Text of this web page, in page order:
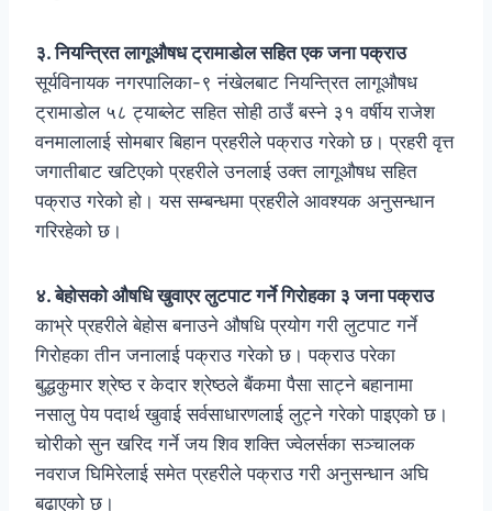
३. नियन्त्रित लागूऔषध ट्रामाडोल सहित एक जना पक्राउ
सूर्यविनायक नगरपालिका-९ नंखेलबाट नियन्त्रित लागूऔषध
ट्रामाडोल ५८ ट्याब्लेट सहित सोही ठाउँ बस्ने ३१ वर्षीय राजेश
वनमालालाई सोमबार बिहान प्रहरीले पक्राउ गरेको छ। प्रहरी वृत्त
जगातीबाट खटिएको प्रहरीले उनलाई उक्त लागूऔषध सहित
पक्राउ गरेको हो। यस सम्बन्धमा प्रहरीले आवश्यक अनुसन्धान
गरिरहेको छ।
४. बेहोसको औषधि खुवाएर लुटपाट गर्ने गिरोहका ३ जना पक्राउ
काभ्रे प्रहरीले बेहोस बनाउने औषधि प्रयोग गरी लुटपाट गर्ने
गिरोहका तीन जनालाई पक्राउ गरेको छ। पक्राउ परेका
बुद्धकुमार श्रेष्ठ र केदार श्रेष्ठले बैंकमा पैसा साट्ने बहानामा
नसालु पेय पदार्थ खुवाई सर्वसाधारणलाई लुट्ने गरेको पाइएको छ।
चोरीको सुन खरिद गर्ने जय शिव शक्ति ज्वेलर्सका सञ्चालक
नवराज घिमिरेलाई समेत प्रहरीले पक्राउ गरी अनुसन्धान अघि
बढाएको छ।